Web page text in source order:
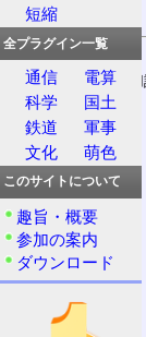
通信用
短縮
全プラグイン一覧
通信
電算
科学
国土
鉄道
軍事
文化
萌色
このサイトについて
趣旨・概要
参加の案内
ダウンロード